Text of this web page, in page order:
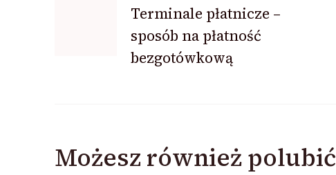
wpisu
Terminale płatnicze –
sposób na płatność
bezgotówkową
Możesz również polubić